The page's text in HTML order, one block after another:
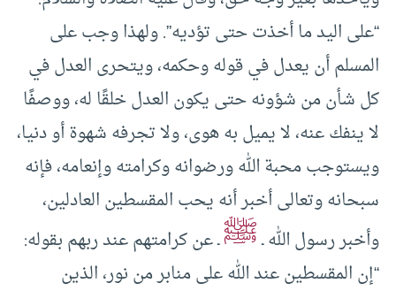
“على اليد ما أخذت حتى تؤديه”. ولهذا وجب على
المسلم أن يعدل في قوله وحكمه، ويتحرى العدل في
كل شأن من شؤونه حتى يكون العدل خلقًا له، ووصفًا
لا ينفك عنه، لا يميل به هوى، ولا تجرفه شهوة أو دنيا،
ويستوجب محبة الله ورضوانه وكرامته وإنعامه، فإنه
سبحانه وتعالى أخبر أنه يحب المقسطين العادلين،
وأخبر رسول الله ـﷺـ عن كرامتهم عند ربهم بقوله:
“إن المقسطين عند الله على منابر من نور، الذين